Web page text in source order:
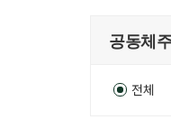
전체